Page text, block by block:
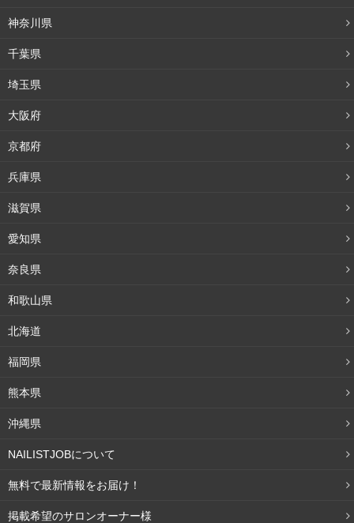
神奈川県
千葉県
埼玉県
大阪府
京都府
兵庫県
滋賀県
愛知県
奈良県
和歌山県
北海道
福岡県
熊本県
沖縄県
NAILISTJOBについて
無料で最新情報をお届け！
掲載希望のサロンオーナー様